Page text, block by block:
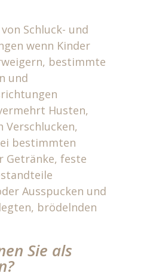
Schluck- und
wenn Kinder
bestimmte
und
Husten,
Verschlucken,
bestimmten
Getränke, feste
Ausspucken und
brödelnden
Sie als